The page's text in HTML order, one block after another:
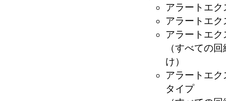
アラートエ
アラートエ
アラートエ
（すべての
け）
アラートエ
タイプ